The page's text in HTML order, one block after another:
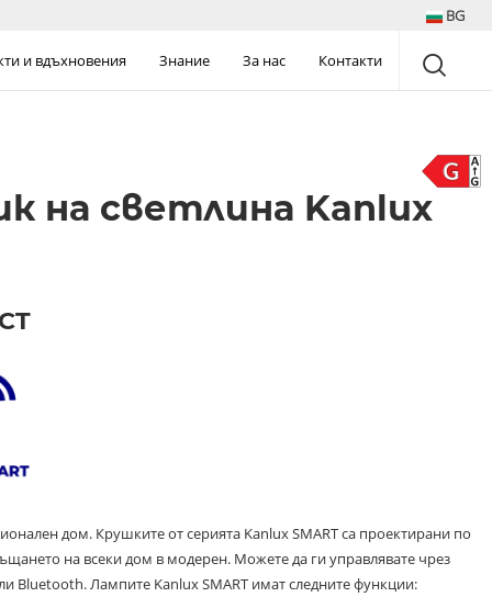
BG
и вдъхновения Знание За нас Контакти
на светлина Kanlux
дом. Крушките от серията Kanlux SMART са проектирани по
на всеки дом в модерен. Можете да ги управлявате чрез
Bluetooth. Лампите Kanlux SMART имат следните функции: